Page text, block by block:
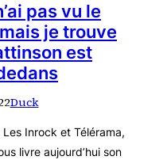
pas vu le
je trouve
est
Duck
Inrock et Télérama,
livre aujourd’hui son